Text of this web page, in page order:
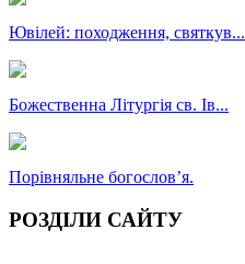
Ювілей: походження, святкув...
Божественна Літургія св. Ів...
Порівняльне богословʼя.
РОЗДІЛИ САЙТУ